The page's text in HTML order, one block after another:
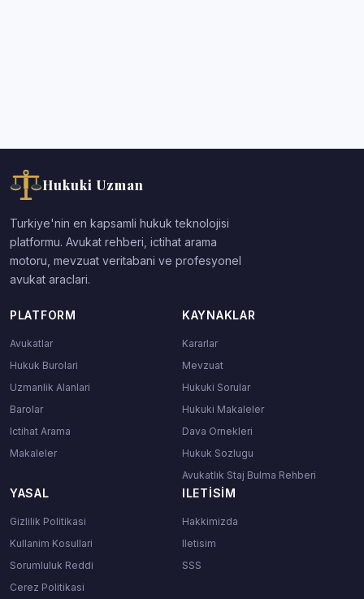
Hukuki Uzman
Turkiye'nin en kapsamli hukuk teknolojisi
platformu. Avukat rehberi, ictihat arama
motoru, mevzuat veritabani ve profesyonel
avukat araclari.
PLATFORM
Avukatlar
Hukuk Burolari
Uzmanlik Alanlari
Barolar
Ictihat Arama
Makaleler
KAYNAKLAR
Kararlar
Mevzuat
Hukuki Sorular
Hukuki Makaleler
Dava Ornekleri
Hukuk Sozlugu
Avukatlık Staj Bulma Rehberi
YASAL
Gizlilik Politikasi
Kullanim Kosullari
Sorumluluk Reddi
Cerez Politikasi
ILETISIM
Hakkimizda
Iletisim
SSS